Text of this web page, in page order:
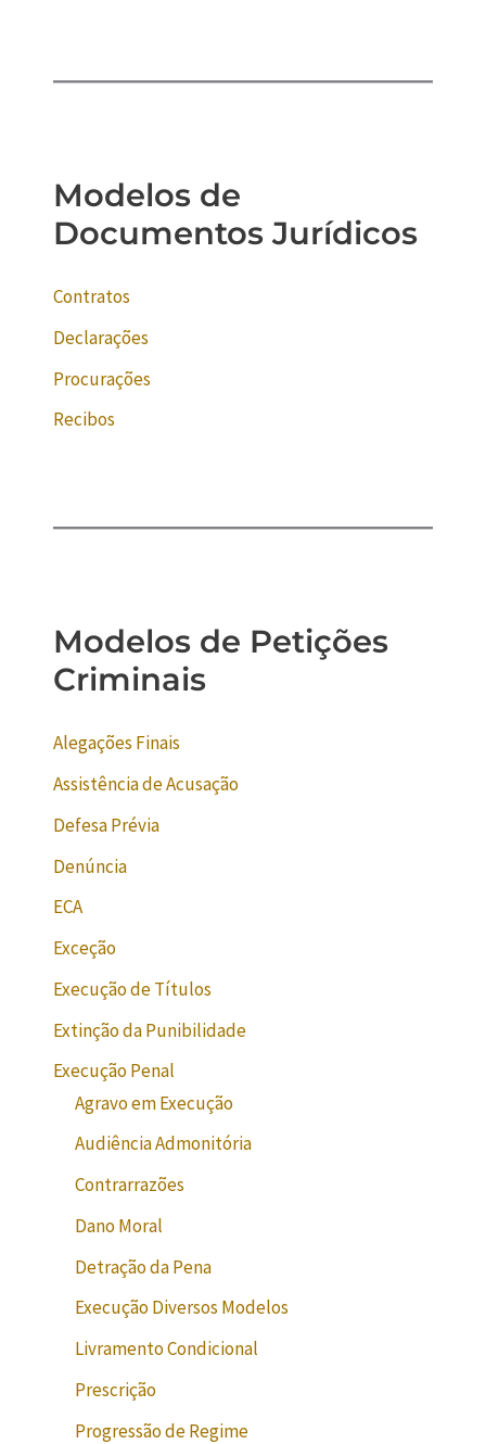
Modelos de
Documentos Jurídicos
Contratos
Declarações
Procurações
Recibos
Modelos de Petições
Criminais
Alegações Finais
Assistência de Acusação
Defesa Prévia
Denúncia
ECA
Exceção
Execução de Títulos
Extinção da Punibilidade
Execução Penal
Agravo em Execução
Audiência Admonitória
Contrarrazões
Dano Moral
Detração da Pena
Execução Diversos Modelos
Livramento Condicional
Prescrição
Progressão de Regime